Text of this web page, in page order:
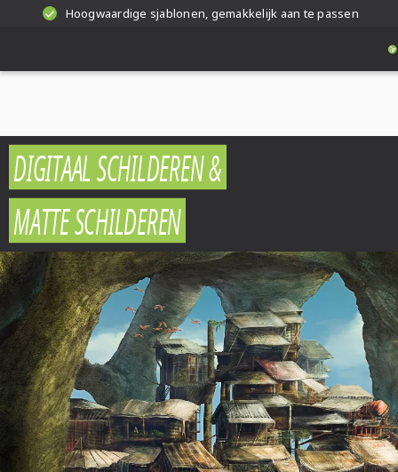
Hoogwaardige sjablonen, gemakkelijk aan te passen
DIGITAAL SCHILDEREN &
MATTE SCHILDEREN